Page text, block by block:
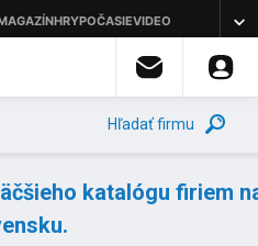
Hľadať firmu
katalógu firiem